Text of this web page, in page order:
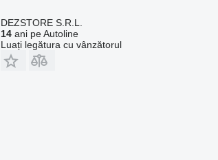
DEZSTORE S.R.L.
14ani pe Autoline
Luați legătura cu vânzătorul